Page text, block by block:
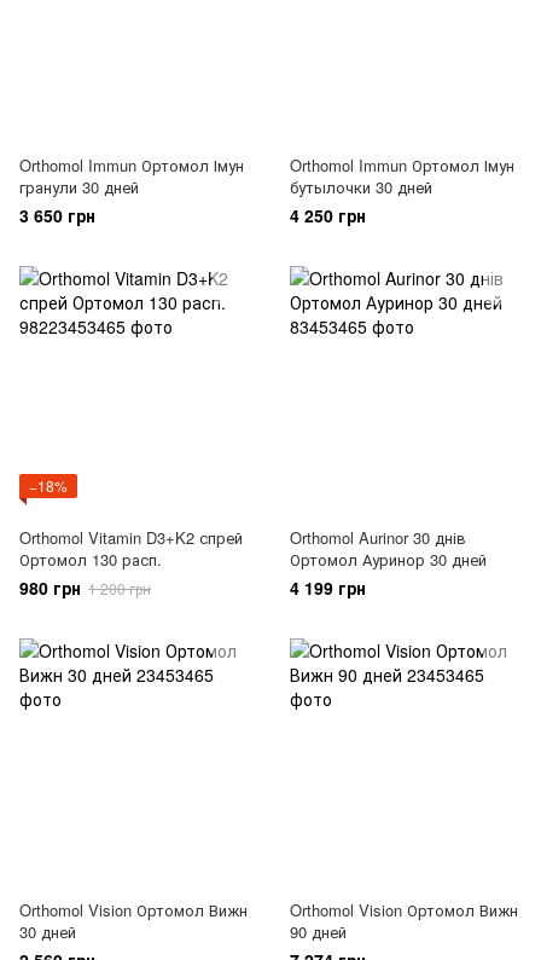
Orthomol Immun Ортомол Імун
гранули 30 дней
3 650 грн
Orthomol Immun Ортомол Імун
бутылочки 30 дней
4 250 грн
−18%
Orthomol Vitamin D3+K2 спрей
Ортомол 130 расп.
980 грн 1 200 грн
Orthomol Aurinor 30 днів
Ортомол Ауринор 30 дней
4 199 грн
Orthomol Vision Ортомол Вижн
30 дней
Orthomol Vision Ортомол Вижн
90 дней